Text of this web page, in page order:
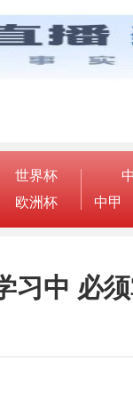
世界杯
欧洲杯
中甲
习中 必